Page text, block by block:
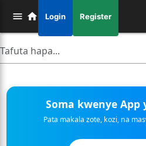
Login Register
Soma kwenye App
Pata makala zote, kozi, na